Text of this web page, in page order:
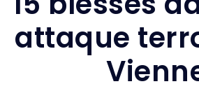
attaque